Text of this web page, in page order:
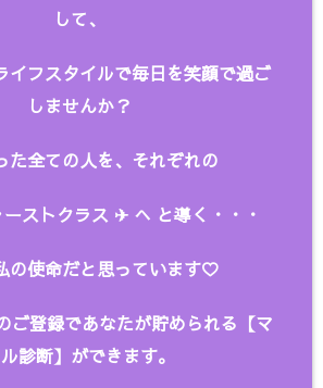
して、
イフスタイルで毎日を笑顔で過ご
しませんか？
全ての人を、 それぞれの
ストクラス ✈︎ へ と導く・・・
の使命だと思っています♡
ご登録であなたが貯められる【マ
診断】ができます。